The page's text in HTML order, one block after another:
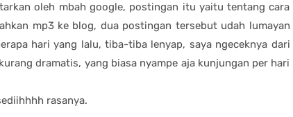
oleh mbah google, postingan itu yaitu tentang cara
mp3 ke blog, dua postingan tersebut udah lumayan
hari yang lalu, tiba-tiba lenyap, saya ngeceknya dari
dramatis, yang biasa nyampe aja kunjungan per hari
rasanya.